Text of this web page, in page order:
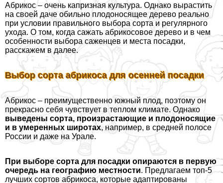
Абрикос – очень капризная культура. Однако вырастить
на своей даче обильно плодоносящее дерево реально
при условии правильного выбора сорта и регулярного
ухода. О том, когда сажать абрикосовое дерево и в чем
особенности выбора саженцев и места посадки,
расскажем в далее.
Выбор сорта абрикоса для осенней посадки
Абрикос – преимущественно южный плод, поэтому он
прекрасно себя чувствует в теплом климате. Однако
выведены сорта, произрастающие и плодоносящие
и в умеренных широтах, например, в средней полосе
России и даже на Урале.
При выборе сорта для посадки опираются в первую
очередь на географию местности. Предлагаем топ-5
лучших сортов абрикоса, которые адаптированы